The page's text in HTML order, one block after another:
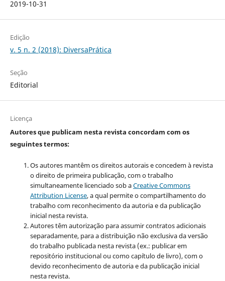
2019-10-31
Edição
v. 5 n. 2 (2018): DiversaPrática
Seção
Editorial
Licença
Autores que publicam nesta revista concordam com os
seguintes termos:
Os autores mantêm os direitos autorais e concedem à revista
o direito de primeira publicação, com o trabalho
simultaneamente licenciado sob aCreative Commons
Attribution License, a qual permite o compartilhamento do
trabalho com reconhecimento da autoria e da publicação
inicial nesta revista.
Autores têm autorização para assumir contratos adicionais
separadamente, para a distribuição não exclusiva da versão
do trabalho publicada nesta revista (ex.: publicar em
repositório institucional ou como capítulo de livro), com o
devido reconhecimento de autoria e da publicação inicial
nesta revista.